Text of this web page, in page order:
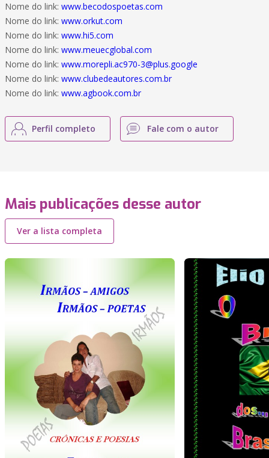
Nome do link: www.becodospoetas.com
Nome do link: www.orkut.com
Nome do link: www.hi5.com
Nome do link: www.meuecglobal.com
Nome do link: www.morepli.ac970-3@plus.google
Nome do link: www.clubedeautores.com.br
Nome do link: www.agbook.com.br
Perfil completo Fale com o autor
Mais publicações desse autor
Ver a lista completa